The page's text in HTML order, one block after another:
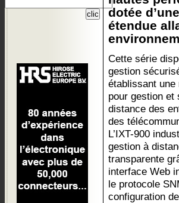
dotée
étendue
Cette série
gestion
établissant une
pour gestion et
distance des
des
L’IXT-900
gestion à
transparente
interface Web
le protocole
configuration